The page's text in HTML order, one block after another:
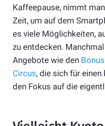
Kaffeepause, nimmt
Zeit, um auf dem
es viele Möglichkeiten,
zu entdecken.
Angebote wie den
Circus, die sich für einen
den Fokus auf die